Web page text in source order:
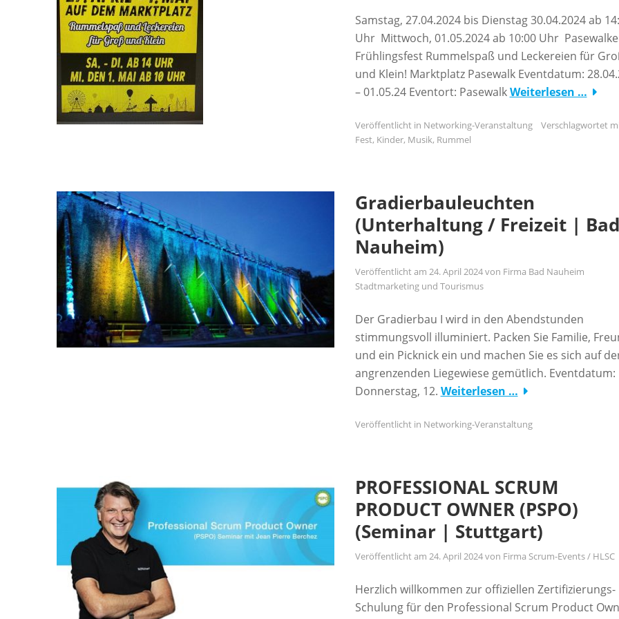
Samstag, 27.04.2024 bis Dienstag 30.04.2024 ab
Uhr Mittwoch, 01.05.2024 ab 10:00 Uhr
Frühlingsfest Rummelspaß und Leckereien für
und Klein! Marktplatz Pasewalk Eventdatum:
– 01.05.24 Eventort: PasewalkWeiterlesen …
Veröffentlicht in Networking-Veranstaltung
Verschlagwortet
Fest, Kinder, Musik, Rummel
Gradierbauleuchten
(Unterhaltung / Freizeit | Bad
Nauheim)
Veröffentlicht am 24. April 2024von Firma Bad Nauheim
Stadtmarketing und Tourismus
Der Gradierbau I wird in den Abendstunden
stimmungsvoll illuminiert. Packen Sie Familie,
und ein Picknick ein und machen Sie es sich auf
angrenzenden Liegewiese gemütlich. Eventdatum:
Donnerstag, 12. Weiterlesen …
Veröffentlicht in Networking-Veranstaltung
PROFESSIONAL SCRUM
PRODUCT OWNER (PSPO)
(Seminar | Stuttgart)
Veröffentlicht am 24. April 2024von Firma Scrum-Events / HLSC
Herzlich willkommen zur offiziellen Zertifizierungs-
Schulung für den Professional Scrum Product